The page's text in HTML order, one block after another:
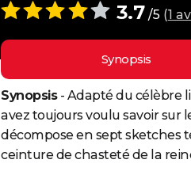
3.7 /5 (1
Synopsis
Synopsis- Adapté du célèbre
avez toujours voulu savoir sur
décompose en sept sketches
ceinture de chasteté de la